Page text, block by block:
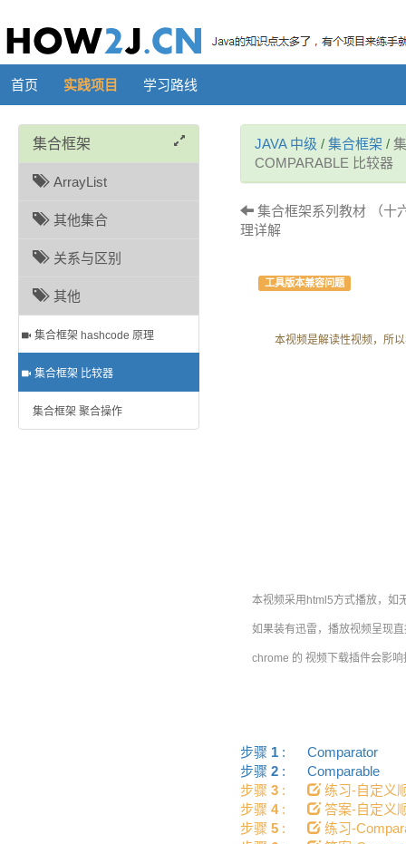
首页 实践项目 学习路线
集合框架
ArrayList
其他集合
关系与区别
其他
集合框架 hashcode 原理
集合框架 比较器
集合框架 聚合操作
JAVA 中级 / 集合框架 /
COMPARABLE 比较器
集合框架系列教材 （十
理详解
工具版本兼容问题
本视频是解读性视频，所
本视频采用html5方式播放，如
如果装有迅雷，播放视频呈现
chrome 的 视频下载插件会影
步骤 1 :
Comparator
步骤 2 :
Comparable
步骤 3 :
练习-自定义
步骤 4:
答案-自定义
步骤 5 :
练习-